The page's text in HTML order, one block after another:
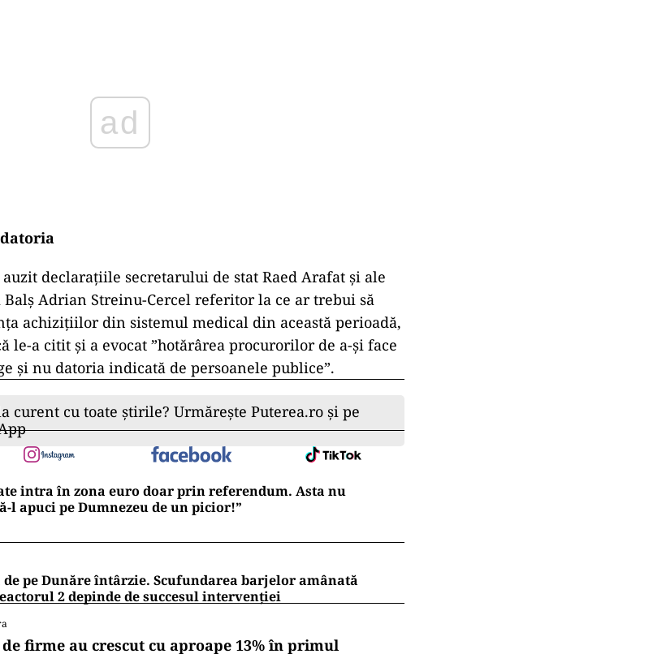
ad
declarațiile secretarului de stat Raed Arafat și ale
Adrian Streinu-Cercel referitor la ce ar trebui să
achizițiilor din sistemul medical din această perioadă,
le-a citit și a evocat ”hotărârea procurorilor de a-și face
și nu datoria indicată de persoanele publice”.
curent cu toate știrile? Urmărește Puterea.ro și pe
intra în zona euro doar prin referendum. Asta nu
l apuci pe Dumnezeu de un picior!”
pe Dunăre întârzie. Scufundarea barjelor amânată
2 depinde de succesul intervenției
firme au crescut cu aproape 13% în primul